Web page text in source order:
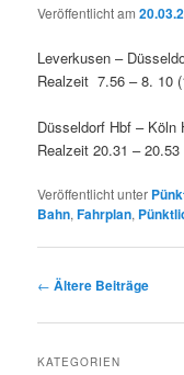
Veröffentlicht am
Leverkusen –
Realzeit 7.56 – 8. 10
Düsseldorf Hbf – Köln
Realzeit 20.31 –
Veröffentlicht unter
Bahn,Fahrplan,
Beitragsnavigation
← Ältere Beiträge
KATEGORIEN